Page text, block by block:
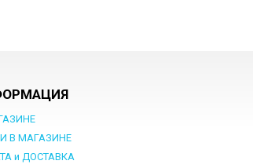
В МАГАЗИНЕ
и ДОСТАВКА